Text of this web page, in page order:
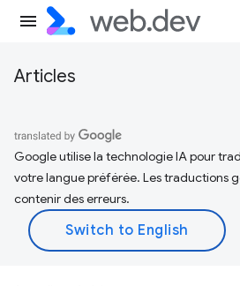
Articles
Google utilise la technologie IA pour
votre langue préférée. Les traductions
contenir des erreurs.